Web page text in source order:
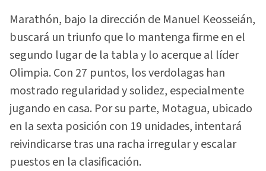
Marathón, bajo la dirección de Manuel Keosseián,
buscará un triunfo que lo mantenga firme en el
segundo lugar de la tabla y lo acerque al líder
Olimpia. Con 27 puntos, los verdolagas han
mostrado regularidad y solidez, especialmente
jugando en casa. Por su parte, Motagua, ubicado
en la sexta posición con 19 unidades, intentará
reivindicarse tras una racha irregular y escalar
puestos en la clasificación.